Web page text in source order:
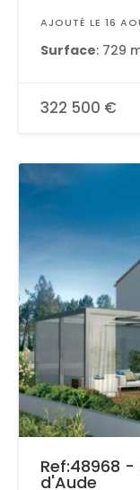
AJOUTÉ LE 16
Surface: 729
322 500 €
Ref:48968
d'Aude